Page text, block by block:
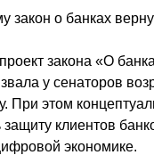
закон о банках
закона «О
у сенаторов
При этом
клиентов
экономике.